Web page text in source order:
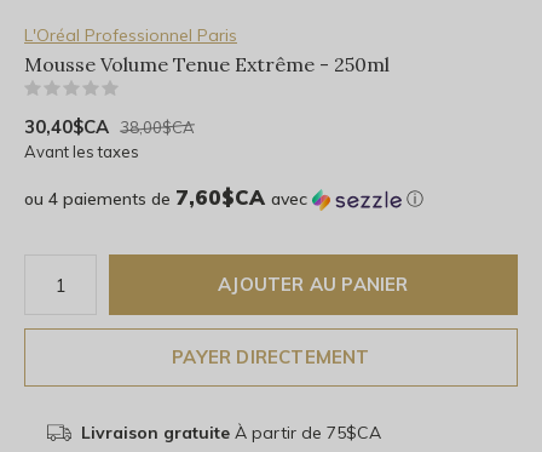
L'Oréal Professionnel Paris
Mousse Volume Tenue Extrême - 250ml
30,40$CA 38,00$CA
Avant les taxes
ou 4 paiements de 7,60$CA avec ⓘ
AJOUTER AU PANIER
PAYER DIRECTEMENT
Livraison gratuiteÀ partir de 75$CA